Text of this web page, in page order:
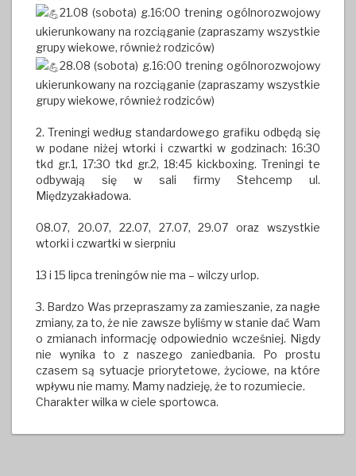
21.08 (sobota) g.16:00 trening ogólnorozwojowy
ukierunkowany na rozciąganie (zapraszamy wszystkie
grupy wiekowe, również rodziców)
28.08 (sobota) g.16:00 trening ogólnorozwojowy
ukierunkowany na rozciąganie (zapraszamy wszystkie
grupy wiekowe, również rodziców)
2. Treningi według standardowego grafiku odbędą się
w podane niżej wtorki i czwartki w godzinach: 16:30
tkd gr.1, 17:30 tkd gr.2, 18:45 kickboxing. Treningi te
odbywają się w sali firmy Stehcemp ul.
Międzyzakładowa.
08.07, 20.07, 22.07, 27.07, 29.07 oraz wszystkie
wtorki i czwartki w sierpniu
13 i 15 lipca treningów nie ma – wilczy urlop.
3. Bardzo Was przepraszamy za zamieszanie, za nagłe
zmiany, za to, że nie zawsze byliśmy w stanie dać Wam
o zmianach informację odpowiednio wcześniej. Nigdy
nie wynika to z naszego zaniedbania. Po prostu
czasem są sytuacje priorytetowe, życiowe, na które
wpływu nie mamy. Mamy nadzieję, że to rozumiecie.
Charakter wilka w ciele sportowca.